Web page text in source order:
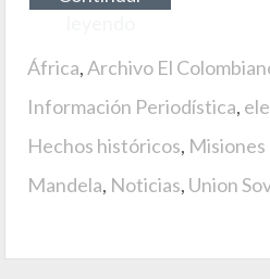
África,Archivo El
Información Periodística,
Hechos históricos, Misiones
Mandela, Noticias, Union